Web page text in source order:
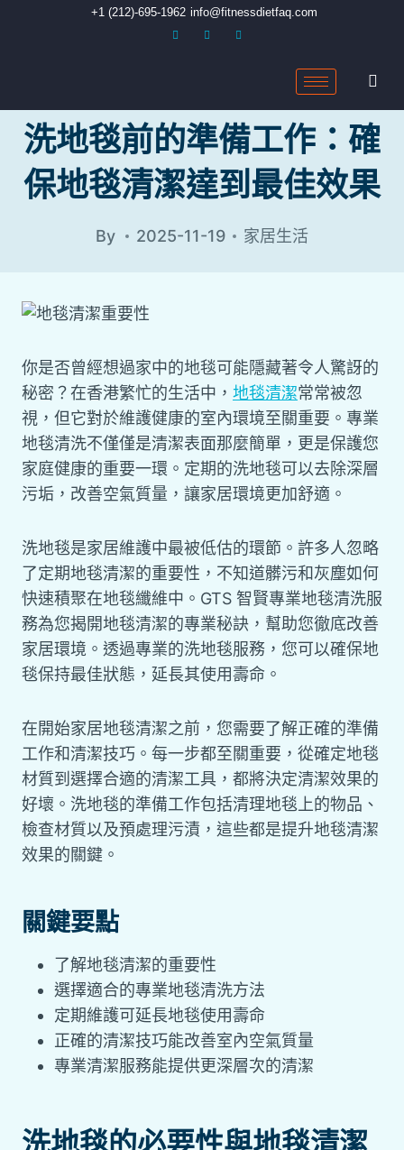
+1 (212)-695-1962 info@fitnessdietfaq.com
洗地毯前的準備工作：確
保地毯清潔達到最佳效果
By 2025-11-19 家居生活
你是否曾經想過家中的地毯可能隱藏著令人驚訝的
秘密？在香港繁忙的生活中， 地毯清潔常常被忽
視，但它對於維護健康的室內環境至關重要。專業
地毯清洗不僅僅是清潔表面那麼簡單，更是保護您
家庭健康的重要一環。定期的洗地毯可以去除深層
污垢，改善空氣質量，讓家居環境更加舒適。
洗地毯是家居維護中最被低估的環節。許多人忽略
了定期地毯清潔的重要性，不知道髒污和灰塵如何
快速積聚在地毯纖維中。GTS 智賢專業地毯清洗服
務為您揭開地毯清潔的專業秘訣，幫助您徹底改善
家居環境。透過專業的洗地毯服務，您可以確保地
毯保持最佳狀態，延長其使用壽命。
在開始家居地毯清潔之前，您需要了解正確的準備
工作和清潔技巧。每一步都至關重要，從確定地毯
材質到選擇合適的清潔工具，都將決定清潔效果的
好壞。洗地毯的準備工作包括清理地毯上的物品、
檢查材質以及預處理污漬，這些都是提升地毯清潔
效果的關鍵。
關鍵要點
了解地毯清潔的重要性
選擇適合的專業地毯清洗方法
定期維護可延長地毯使用壽命
正確的清潔技巧能改善室內空氣質量
專業清潔服務能提供更深層次的清潔